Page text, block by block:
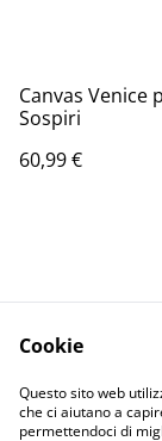
Canvas Venice
Sospiri
60,99 €
Cookie
Questo sito web
che ci aiutano a
permettendoci di